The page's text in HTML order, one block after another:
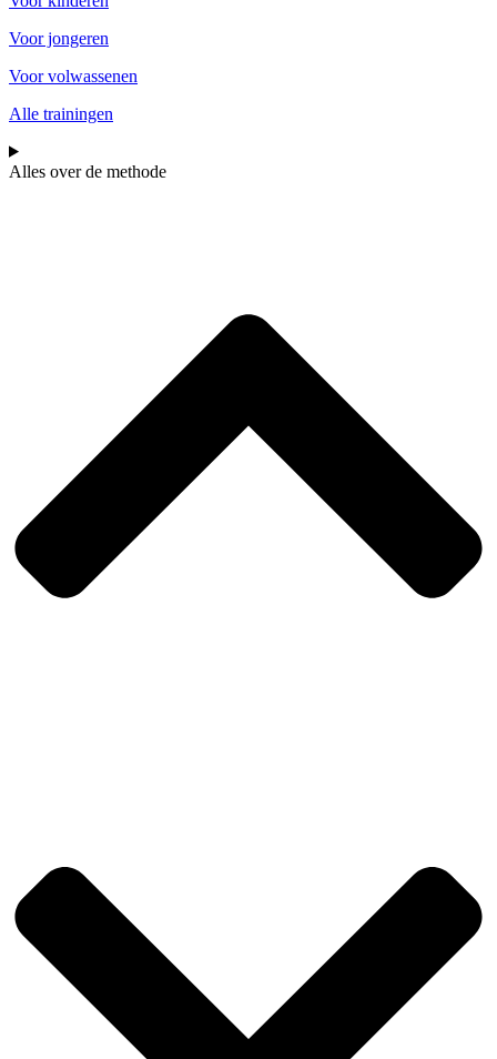
Voor jongeren
Voor volwassenen
Alle trainingen
Alles over de methode